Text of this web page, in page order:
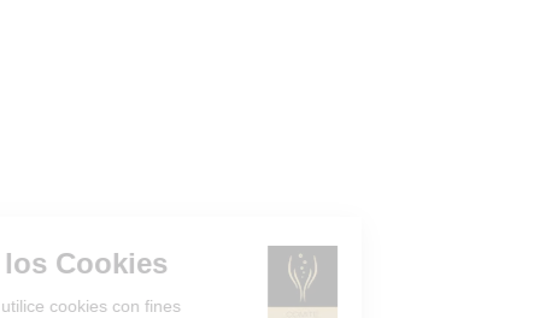
Gestión de los Cookies
¿Acepta que el sitio utilice cookies con fines